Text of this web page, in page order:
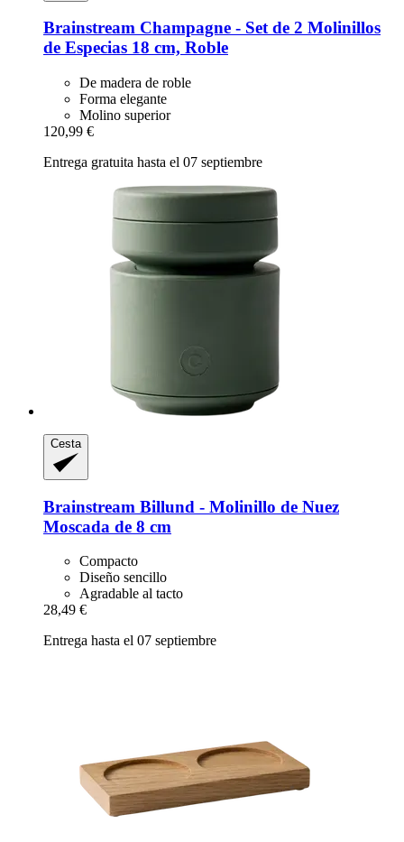
Brainstream Champagne -​ Set de 2 Molinillos
de Especias 18 cm, Roble
De madera de roble
Forma elegante
Molino superior
120,99 €
Entrega gratuita hasta el 07 septiembre
Cesta
Brainstream Billund -​ Molinillo de Nuez
Moscada de 8 cm
Compacto
Diseño sencillo
Agradable al tacto
28,49 €
Entrega hasta el 07 septiembre